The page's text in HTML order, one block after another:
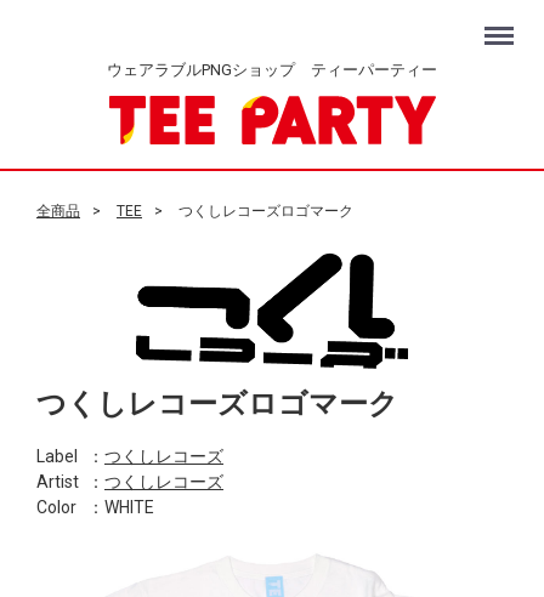
ウェアラブルPNGショップ ティーパーティー
Menu
全商品 TEE つくしレコーズロゴマーク
つくしレコーズロゴマーク
Label ： つくしレコーズ
Artist
： つくしレコーズ
Color
：WHITE